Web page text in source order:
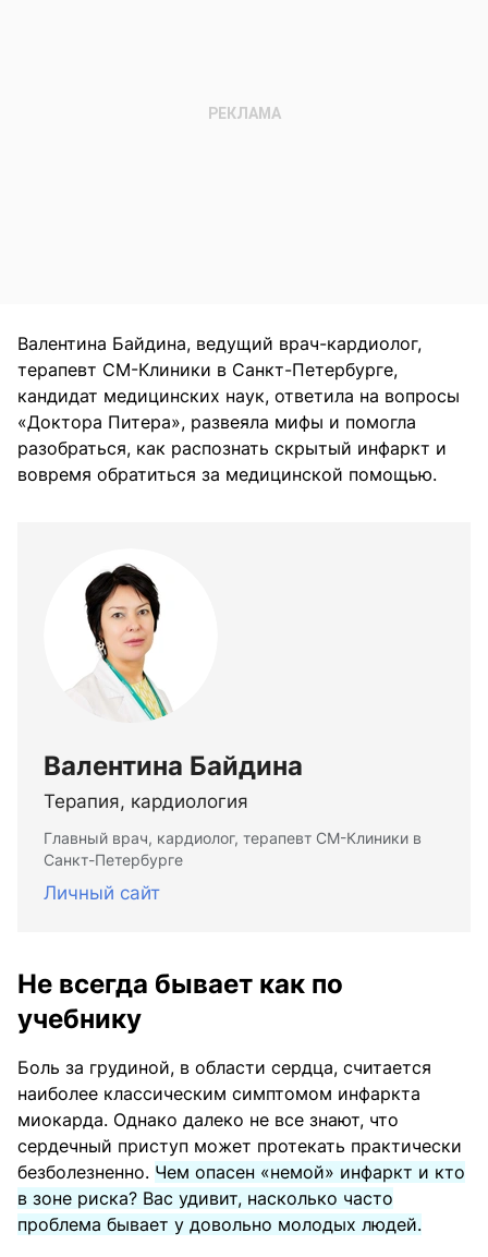
Валентина Байдина, ведущий врач-кардиолог,
терапевт СМ-Клиники в Санкт-Петербурге,
кандидат медицинских наук, ответила на вопросы
«Доктора Питера», развеяла мифы и помогла
разобраться, как распознать скрытый инфаркт и
вовремя обратиться за медицинской помощью.
Валентина Байдина
Терапия, кардиология
Главный врач, кардиолог, терапевт СМ-Клиники в
Санкт-Петербурге
Личный сайт
Не всегда бывает как по
учебнику
Боль за грудиной, в области сердца, считается
наиболее классическим симптомом инфаркта
миокарда. Однако далеко не все знают, что
сердечный приступ может протекать практически
безболезненно. Чем опасен «немой» инфаркт и кто
в зоне риска? Вас удивит, насколько часто
проблема бывает у довольно молодых людей.